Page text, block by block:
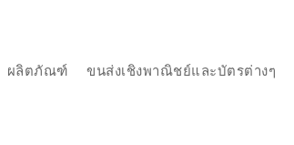
ผลิตภัณฑ์ ขนส่งเชิงพาณิชย์และบัตรต่างๆ